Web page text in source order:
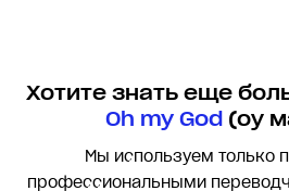
Хотите знать еще
Oh my God(оу
Мы используем только
профессиональными